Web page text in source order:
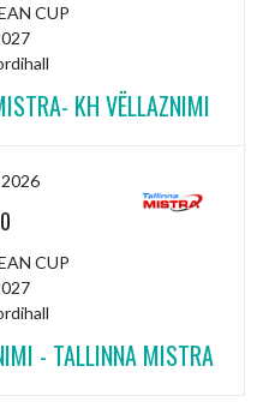
CUP
KH VËLLAZNIMI
CUP
- TALLINNA MISTRA